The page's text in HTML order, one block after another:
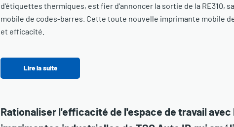
d'étiquettes thermiques, est fier d'annoncer la sortie de la RE310,
mobile de codes-barres. Cette toute nouvelle imprimante mobile
et efficacité.
Lire la suite
Rationaliser l'efficacité de l'espace de travail avec